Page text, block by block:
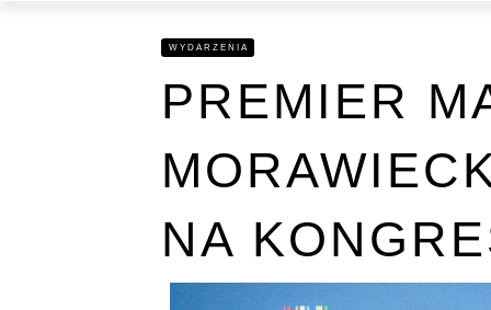
WYDARZENIA
PREMIER
NA